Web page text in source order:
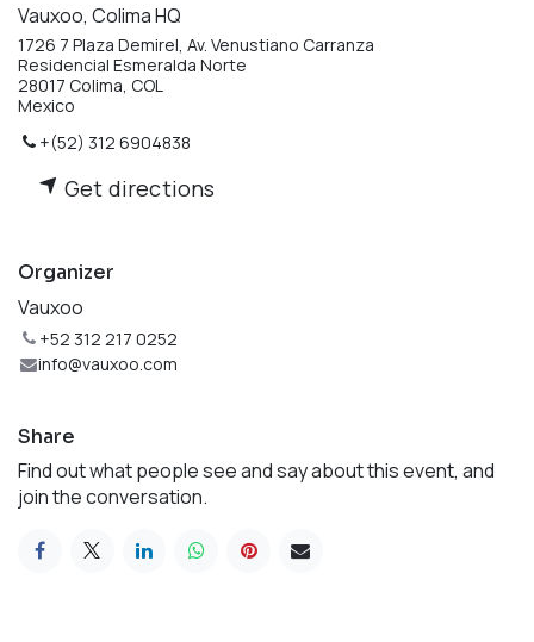
Vauxoo, Colima HQ
1726 7 Plaza Demirel, Av. Venustiano Carranza
Residencial Esmeralda Norte
28017 Colima, COL
Mexico
+(52) 312 6904838
Get directions
Organizer
Vauxoo
+52 312 217 0252
info@vauxoo.com
Share
Find out what people see and say about this event, and
join the conversation.